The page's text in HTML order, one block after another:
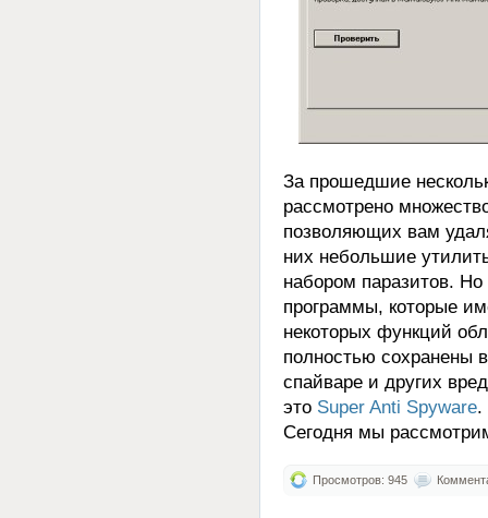
За прошедшие
рассмотрено
позволяющих вам
них небольшие
набором паразитов.
программы, которые
некоторых функций
полностью сохранены
спайваре и других
это Super Anti Spyware.
Сегодня мы
Просмотров: 945